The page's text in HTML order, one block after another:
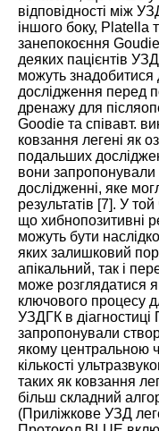
відповідності між
іншого боку, Platella
занепокоєння
деяких пацієнтів
можуть знадобитися
дослідження перед
дренажу для
Goodie та співавт.
ковзання легені як
подальших
вони
дослідженні, яке
результатів [7]. У той
що хибнопозитивні
можуть бути
яких залишковий
апікальний, так і
може розглядатися
ключового процесу
УЗДГК в діагностиці
запропонували
якому центральною
кількості
таких як ковзання
більш складний
(Приліжкове УЗД